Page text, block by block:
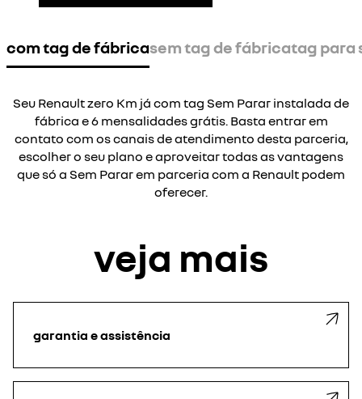
com tag de fábricasem tag de fábricatag para
Seu Renault zero Km já com tag Sem Parar instalada de
fábrica e 6 mensalidades grátis. Basta entrar em
contato com os canais de atendimento desta parceria,
escolher o seu plano e aproveitar todas as vantagens
que só a Sem Parar em parceria com a Renault podem
oferecer.
veja mais
garantia e assistência